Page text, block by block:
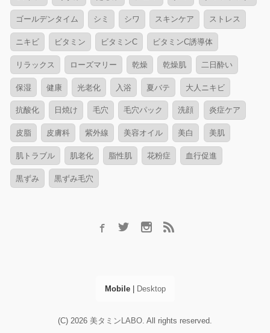
ゴールデンタイム シミ シワ スキンケア ストレス
ニキビ ビタミン ビタミンC ビタミンC誘導体
リラックス ローズマリー 乾燥 乾燥肌 二日酔い
保湿 健康 光老化 入浴 夏バテ 大人ニキビ
抗酸化 日焼け 毛穴 毛穴パック 洗顔 炎症ケア
皮脂 皮膚科 紫外線 美容オイル 美白 美肌
肌トラブル 肌老化 脂性肌 花粉症 血行促進
黒ずみ 黒ずみ毛穴
Mobile| Desktop
(C) 2026 美タミンLABO. All rights reserved.